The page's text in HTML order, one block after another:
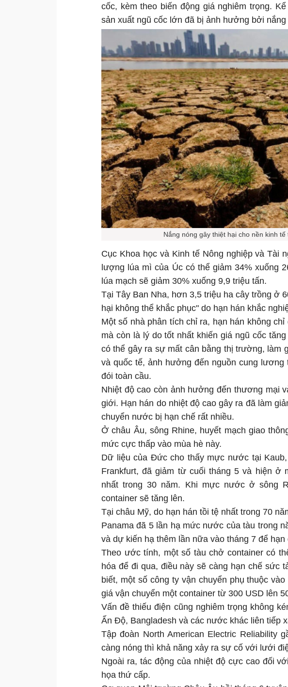
cốc, kèm theo biến động giá nghiêm trọng.
sản xuất ngũ cốc lớn đã bị ảnh hưởng bởi
Nắng nóng gây thiệt hại cho nền kinh
Cục Khoa học và Kinh tế Nông nghiệp và Tài
lượng lúa mì của Úc có thể giảm 34% xuống
lúa mạch sẽ giảm 30% xuống 9,9 triệu tấn.
Tại Tây Ban Nha, hơn 3,5 triệu ha cây trồng ở
hại không thể khắc phục" do hạn hán khắc
Một số nhà phân tích chỉ ra, hạn hán không
mà còn là lý do tốt nhất khiến giá ngũ cốc
có thể gây ra sự mất cân bằng thị trường, làm
và quốc tế, ảnh hưởng đến nguồn cung lương
đói toàn cầu.
Nhiệt độ cao còn ảnh hưởng đến thương mại
giới. Hạn hán do nhiệt độ cao gây ra đã làm
chuyển nước bị hạn chế rất nhiều.
Ở châu Âu, sông Rhine, huyết mạch giao
mức cực thấp vào mùa hè này.
Dữ liệu của Đức cho thấy mực nước tại
Frankfurt, đã giảm từ cuối tháng 5 và hiện ở
nhất trong 30 năm. Khi mực nước ở sông
container sẽ tăng lên.
Tại châu Mỹ, do hạn hán tồi tệ nhất trong 70
Panama đã 5 lần hạ mức nước của tàu trong
và dự kiến hạ thêm lần nữa vào tháng 7 để
Theo ước tính, một số tàu chở container có
hóa để đi qua, điều này sẽ càng hạn chế sức
biết, một số công ty vận chuyển phụ thuộc
giá vận chuyển một container từ 300 USD lên
Vấn đề thiếu điện cũng nghiêm trọng không
Ấn Độ, Bangladesh và các nước khác liên tiếp
Tập đoàn North American Electric Reliability
càng nóng thì khả năng xảy ra sự cố với lưới
Ngoài ra, tác động của nhiệt độ cực cao đối
họa thứ cấp.